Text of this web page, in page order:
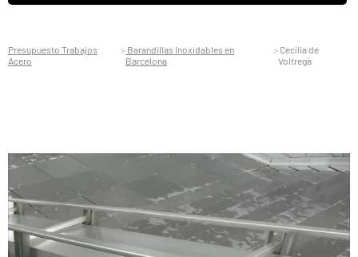
Presupuesto Trabajos
Acero
Barandillas Inoxidables en
Barcelona
Cecília de
Voltregà